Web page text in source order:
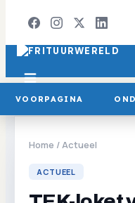
VOORPAGINA
Home /Actueel
ACTUEEL